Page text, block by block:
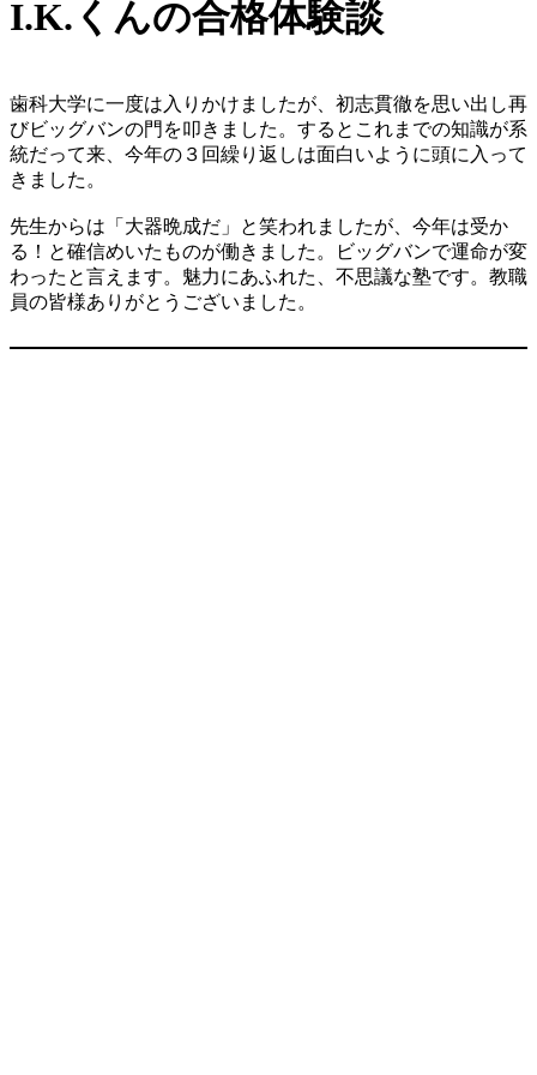
容
キ
ッ
プ
I.K.くんの合格体験談
歯科大学に一度は入りかけましたが、初志貫徹を思い出し再
びビッグバンの門を叩きました。するとこれまでの知識が系
統だって来、今年の３回繰り返しは面白いように頭に入って
きました。
先生からは「大器晩成だ」と笑われましたが、今年は受か
る！と確信めいたものが働きました。ビッグバンで運命が変
わったと言えます。魅力にあふれた、不思議な塾です。教職
員の皆様ありがとうございました。